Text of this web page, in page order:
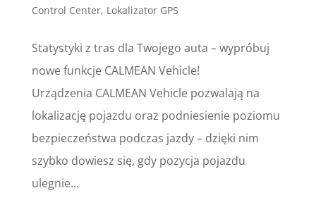
Control Center, Lokalizator GPS
Statystyki z tras dla Twojego auta – wypróbuj
nowe funkcje CALMEAN Vehicle!
Urządzenia CALMEAN Vehicle pozwalają na
lokalizację pojazdu oraz podniesienie poziomu
bezpieczeństwa podczas jazdy – dzięki nim
szybko dowiesz się, gdy pozycja pojazdu
ulegnie...